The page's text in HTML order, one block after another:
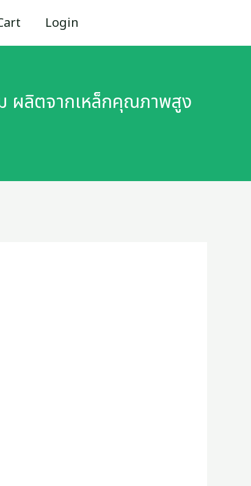
Login
ม ผลิตจากเหล็กคุณภาพสูง